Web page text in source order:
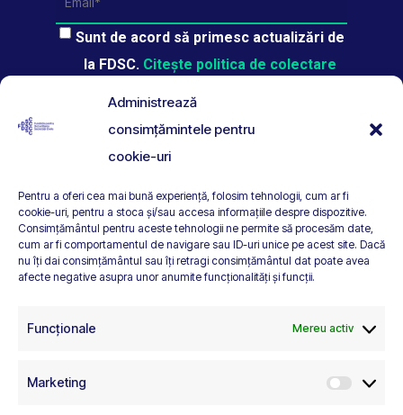
Administrează
consimțămintele pentru
cookie-uri
Pentru a oferi cea mai bună experiență, folosim tehnologii, cum ar fi
cookie-uri, pentru a stoca și/sau accesa informațiile despre dispozitive.
Consimțământul pentru aceste tehnologii ne permite să procesăm date,
cum ar fi comportamentul de navigare sau ID-uri unice pe acest site. Dacă
nu îți dai consimțământul sau îți retragi consimțământul dat poate avea
afecte negative asupra unor anumite funcționalități și funcții.
Funcționale Mereu activ
Marketing
Sunt de acord să primesc actualizări de
la FDSC. Citește politica de colectare